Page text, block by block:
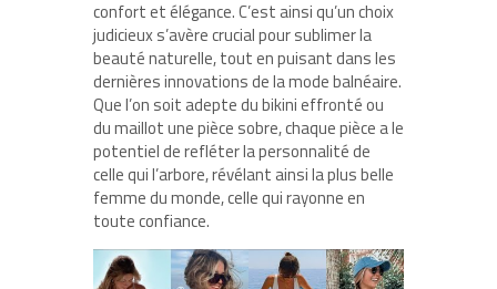
confort et élégance. C’est ainsi qu’un choix
judicieux s’avère crucial pour sublimer la
beauté naturelle, tout en puisant dans les
dernières innovations de la mode balnéaire.
Que l’on soit adepte du bikini effronté ou
du maillot une pièce sobre, chaque pièce a le
potentiel de refléter la personnalité de
celle qui l’arbore, révélant ainsi la plus belle
femme du monde, celle qui rayonne en
toute confiance.